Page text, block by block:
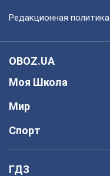
Редакционная политика
OBOZ.UA
Моя Школа
Мир
Спорт
ГДЗ